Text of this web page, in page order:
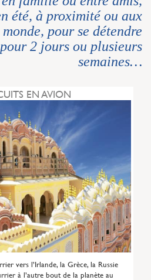
été, à proximité ou aux
pour se détendre
2 jours ou plusieurs
semaines…
EN AVION
vers l’Irlande, la Grèce, la Russie
à l’autre bout de la planète au